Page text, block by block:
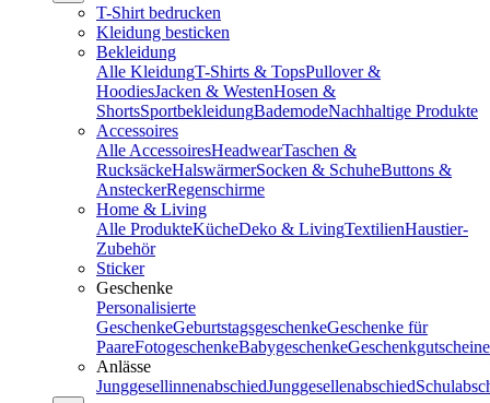
T-Shirt bedrucken
Kleidung besticken
Bekleidung
Alle KleidungT-Shirts & TopsPullover &
HoodiesJacken & WestenHosen &
ShortsSportbekleidungBademodeNachhaltige Produkte
Accessoires
Alle AccessoiresHeadwearTaschen &
RucksäckeHalswärmerSocken & SchuheButtons &
AnsteckerRegenschirme
Home & Living
Alle ProdukteKücheDeko & LivingTextilienHaustier-
Zubehör
Sticker
Geschenke
Personalisierte
GeschenkeGeburtstagsgeschenkeGeschenke für
PaareFotogeschenkeBabygeschenkeGeschenkgutscheine
Anlässe
JunggesellinnenabschiedJunggesellenabschied